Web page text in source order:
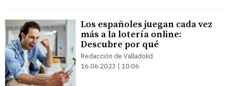
Los españoles juegan cada vez
más a la lotería online:
Descubre por qué
Redacción de Valladolid
16.06.2023 | 10:06